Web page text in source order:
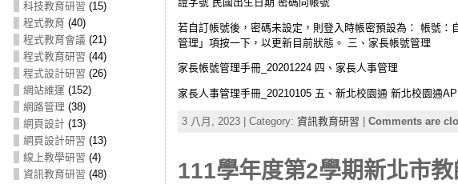
科技教育研習 (15)
程式教育 (40)
程式教育會議 (21)
程式教育研習 (44)
程式設計研習 (26)
網站維運 (152)
網路管理 (38)
網頁設計(13)
網頁設計研習 (13)
線上教學研習 (4)
資訊教育研習 (48)
若自訂帳號後，密碼未設定，則登入時帳密預設為： 帳號
管理」項按一下，以更新目前狀態。 三、家長帳號管理
家長帳號管理手冊_20201224 四、家長人事管理
家長人事管理手冊_20210105 五、新北校園通 新北校園通
3 八月, 2023 | Category: 資訊教育研習 Comments are
111學年度第2學期新北市